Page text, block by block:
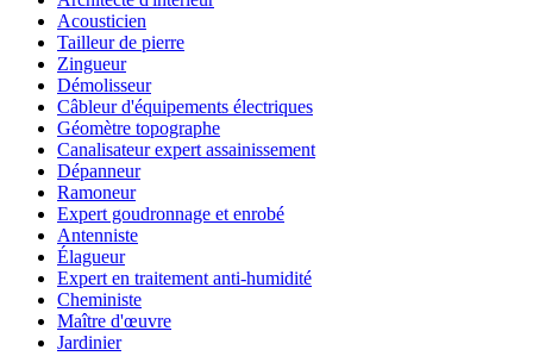
Acousticien
Tailleur de pierre
Zingueur
Démolisseur
Câbleur d'équipements électriques
Géomètre topographe
Canalisateur expert assainissement
Dépanneur
Ramoneur
Expert goudronnage et enrobé
Antenniste
Élagueur
Expert en traitement anti-humidité
Cheministe
Maître d'œuvre
Jardinier